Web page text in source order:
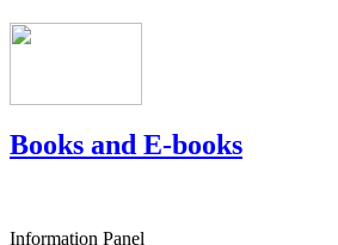
Books and E-books
Information Panel